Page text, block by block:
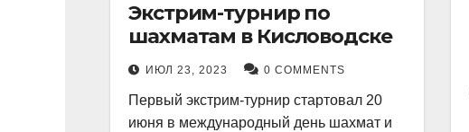
Экстрим-турнир по
шахматам в Кисловодске
ИЮЛ 23, 2023 0 COMMENTS
Первый экстрим-турнир стартовал 20
июня в международный день шахмат и